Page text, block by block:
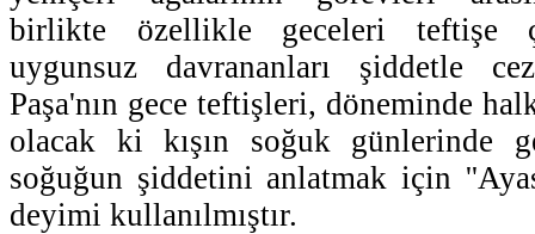
birlikte özellikle geceleri teftişe
uygunsuz davrananları şiddetle
Paşa'nın gece teftişleri, döneminde
olacak ki kışın soğuk günlerinde
soğuğun şiddetini anlatmak için
deyimi kullanılmıştır.